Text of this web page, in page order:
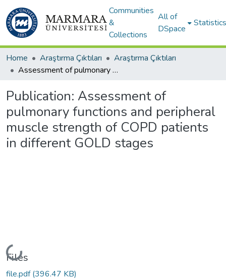
Communities
&
Collections
All of
DSpace
Statistics
Home Araştırma Çıktıları
Araştırma Çıktıları
Assessment of pulmonary functions and peripheral muscle strength of COPD patients in different GOLD stages
Publication: Assessment of
pulmonary functions and peripheral
muscle strength of COPD patients
in different GOLD stages
Loading...
Files
file.pdf(396.47 KB)